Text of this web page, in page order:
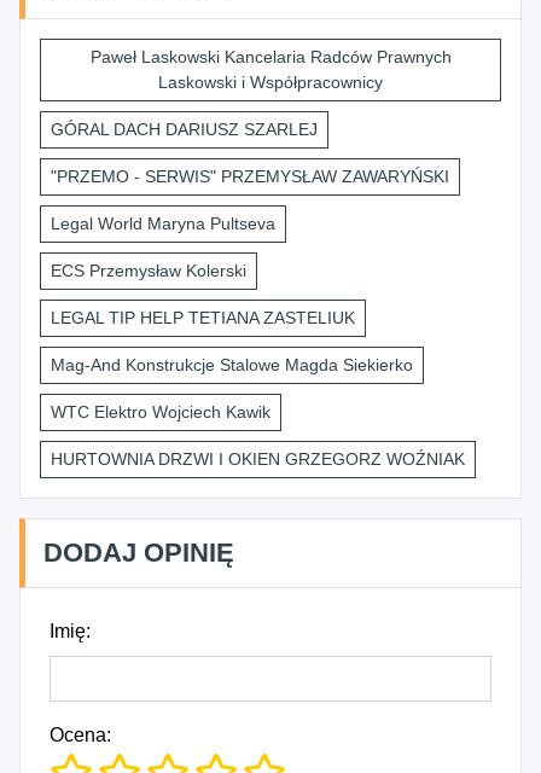
Paweł Laskowski Kancelaria Radców Prawnych
Laskowski i Współpracownicy
GÓRAL DACH DARIUSZ SZARLEJ
"PRZEMO - SERWIS" PRZEMYSŁAW ZAWARYŃSKI
Legal World Maryna Pultseva
ECS Przemysław Kolerski
LEGAL TIP HELP TETIANA ZASTELIUK
Mag-And Konstrukcje Stalowe Magda Siekierko
WTC Elektro Wojciech Kawik
HURTOWNIA DRZWI I OKIEN GRZEGORZ WOŹNIAK
DODAJ OPINIĘ
Imię:
Ocena: